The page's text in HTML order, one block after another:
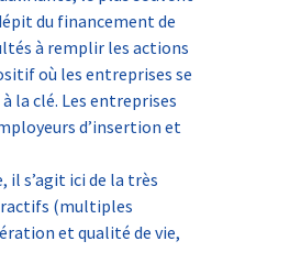
du financement de
à remplir les actions
où les entreprises se
la clé. Les entreprises
d’insertion et
s’agit ici de la très
(multiples
et qualité de vie,